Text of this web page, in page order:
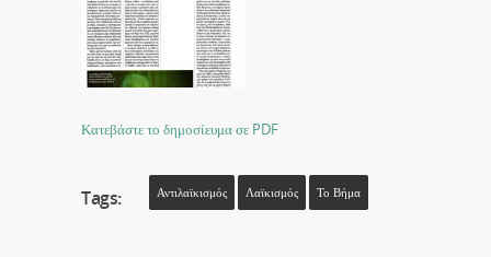
Κατεβάστε το δημοσίευμα σε PDF
Tags: Αντιλαϊκισμός Λαϊκισμός Το Βήμα